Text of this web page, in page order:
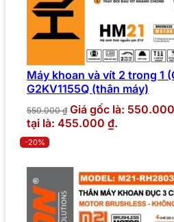
Máy khoan và vít 2 trong 1
G2KV1155Q (thân máy)
550.000₫ Giá gốc là:
tại là: 455.000 ₫.
-20%